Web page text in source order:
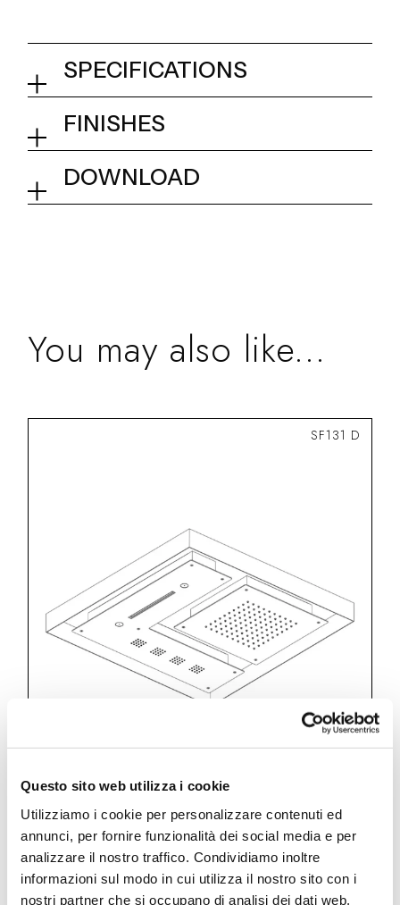
Questo sito web utilizza i cookie
Utilizziamo i cookie per personalizzare contenuti ed
annunci, per fornire funzionalità dei social media e per
analizzare il nostro traffico. Condividiamo inoltre
informazioni sul modo in cui utilizza il nostro sito con i
nostri partner che si occupano di analisi dei dati web,
SPECIFICATIONS
False ceiling shower head
520x520mm
Collection
FINISHES
02Q - Mirror Steel
DOWNLOAD
Tech info
You may also like...
SF131 D
Modula
False ceiling shower head 620×620